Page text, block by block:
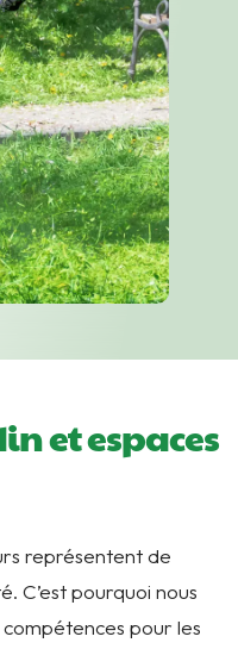
et espaces
représentent de
C’est pourquoi nous
pour les